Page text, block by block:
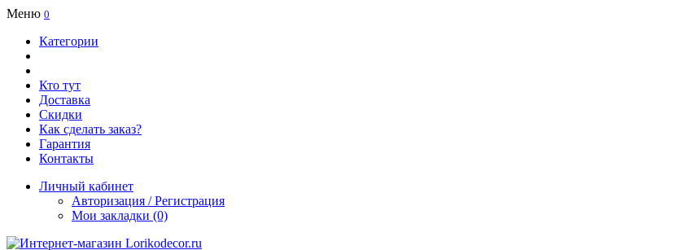
Меню 0
Категории
Кто тут
Доставка
Скидки
Как сделать заказ?
Гарантия
Контакты
Личный кабинет
Авторизация / Регистрация
Мои закладки (0)